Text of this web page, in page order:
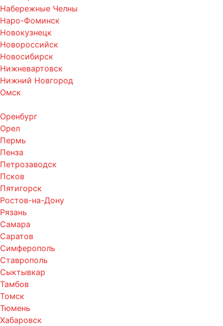
Набережные Челны
Наро-Фоминск
Новокузнецк
Новороссийск
Новосибирск
Нижневартовск
Нижний Новгород
Омск
Оренбург
Орел
Пермь
Пенза
Петрозаводск
Псков
Пятигорск
Ростов-на-Дону
Рязань
Самара
Саратов
Симферополь
Ставрополь
Сыктывкар
Тамбов
Томск
Тюмень
Хабаровск